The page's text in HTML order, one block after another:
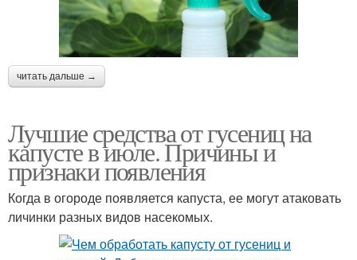
читать дальше →
Лучшие средства от гусениц на
капусте в июле. Причины и
признаки появления
Когда в огороде появляется капуста, ее могут атаковать
личинки разных видов насекомых.